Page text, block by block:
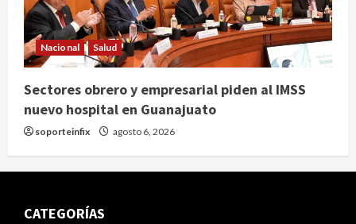
Nacional Salud
Sectores obrero y empresarial piden al IMSS
nuevo hospital en Guanajuato
soporteinfix agosto 6, 2026
CATEGORÍAS